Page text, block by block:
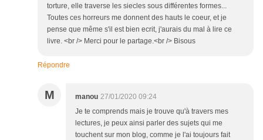
torture, elle traverse les siecles sous différentes formes...
Toutes ces horreurs me donnent des hauts le coeur, et je
pense que même s'il est bien ecrit, j'aurais du mal à lire ce
livre. <br /> Merci pour le partage.<br /> Bisous
Répondre
M manou 27/01/2020 09:24
Je te comprends mais je trouve qu'à travers mes
lectures, je peux ainsi parler des sujets qui me
touchent sur mon blog, comme je l'ai toujours fait